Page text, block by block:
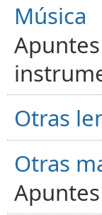
Música
Otras
Otras